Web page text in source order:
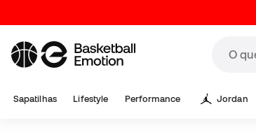
Sapatilhas Lifestyle Performance Jordan